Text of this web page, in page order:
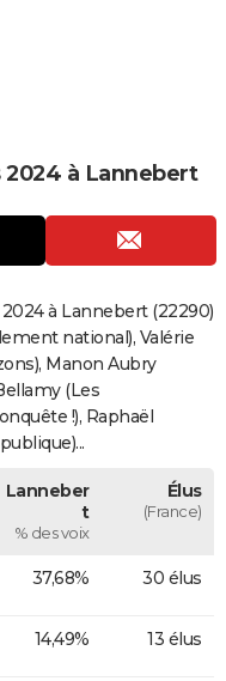
à Lannebert
à Lannebert (22290)
national), Valérie
Manon Aubry
(Les
!), Raphaël
Lanneber
t
% des voix
Élus
(France)
37,68% 30 élus
14,49% 13 élus